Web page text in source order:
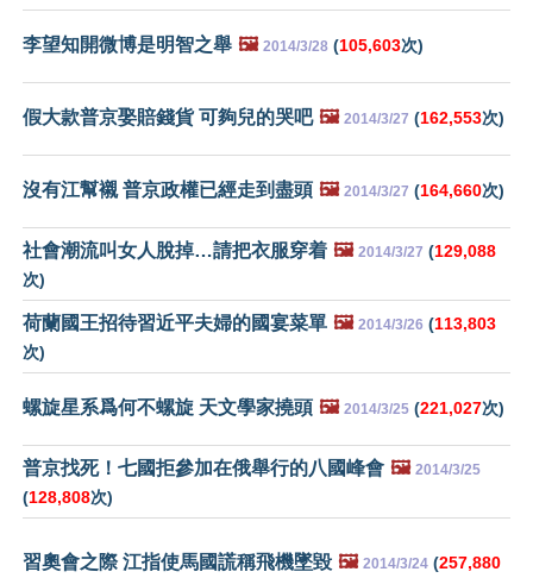
李望知開微博是明智之舉 🖼️ 2014/3/28 (105,603次)
假大款普京娶賠錢貨 可夠兒的哭吧 🖼️ 2014/3/27 (162,553次)
沒有江幫襯 普京政權已經走到盡頭 🖼️ 2014/3/27 (164,660次)
社會潮流叫女人脫掉…請把衣服穿着 🖼️ 2014/3/27 (129,088
次)
荷蘭國王招待習近平夫婦的國宴菜單 🖼️ 2014/3/26 (113,803
次)
螺旋星系爲何不螺旋 天文學家撓頭 🖼️ 2014/3/25 (221,027次)
普京找死！七國拒參加在俄舉行的八國峰會 🖼️ 2014/3/25
(128,808次)
習奧會之際 江指使馬國謊稱飛機墜毀 🖼️ 2014/3/24 (257,880